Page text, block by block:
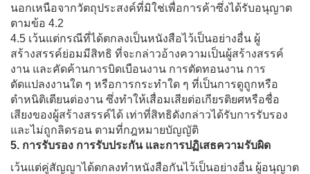
นอกเหนือจากวัตถุประสงค์ที่มิใช่เพื่อการค้าซึ่งได้รับอนุญาต
ตามข้อ 4.2
4.5 เว้นแต่กรณีที่ได้ตกลงเป็นหนังสือไว้เป็นอย่างอื่น ผู้
สร้างสรรค์ย่อมมีสิทธิ ที่จะกล่าวอ้างความเป็นผู้สร้างสรรค์
งาน และคัดค้านการบิดเบือนงาน การตัดทอนงาน การ
ดัดแปลงงานใด ๆ หรือการกระทำใด ๆ ที่เป็นการดูถูกหรือ
ตำหนิติเตียนต่องาน ซึ่งทำให้เสื่อมเสียต่อเกียรติยศหรือชื่อ
เสียงของผู้สร้างสรรค์ได้ เท่าที่สิทธิดังกล่าวได้รับการรับรอง
และไม่ถูกลิดรอน ตามที่กฎหมายบัญญัติ
5. การรับรอง การรับประกัน และการปฏิเสธความรับผิด
เว้นแต่คู่สัญญาได้ตกลงทำหนังสือกันไว้เป็นอย่างอื่น ผู้อนุญาต